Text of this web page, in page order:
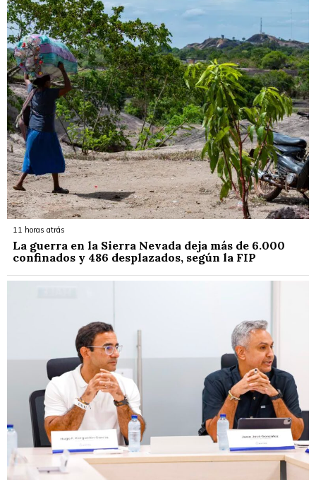
11 horas atrás
La guerra en la Sierra Nevada deja más de 6.000
confinados y 486 desplazados, según la FIP